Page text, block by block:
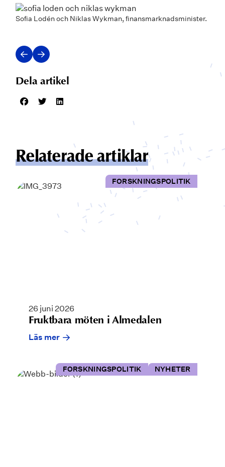
Sofia Lodén och Niklas Wykman, finansmarknadsminister.
Dela artikel
Relaterade artiklar
FORSKNINGSPOLITIK
26 juni 2026
Fruktbara möten i Almedalen
Läs mer
FORSKNINGSPOLITIK NYHETER